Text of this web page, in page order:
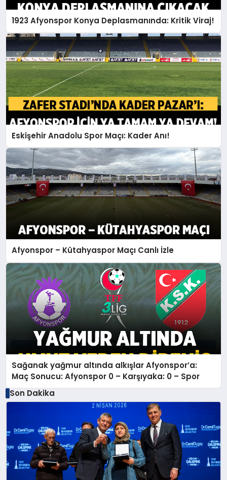
1923 Afyonspor Konya Deplasmanında: Kritik Viraj!
Eskişehir Anadolu Spor Maçı: Kader Anı!
Afyonspor – Kütahyaspor Maçı Canlı İzle
Sağanak yağmur altında alkışlar Afyonspor’a:
Maç Sonucu: Afyonspor 0 – Karşıyaka: 0 – Spor
Son Dakika